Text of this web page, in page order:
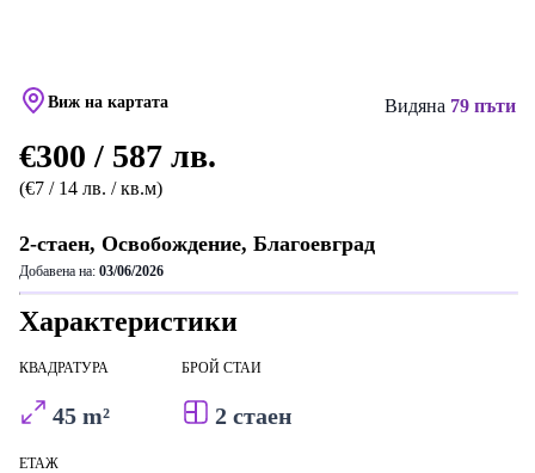
Виж на картата Видяна 79 пъти
€300 / 587 лв.
(€7 / 14 лв. / кв.м)
2-стаен, Освобождение, Благоевград
Добавена на: 03/06/2026
Характеристики
КВАДРАТУРА
45 m²
БРОЙ СТАИ
2 стаен
ЕТАЖ